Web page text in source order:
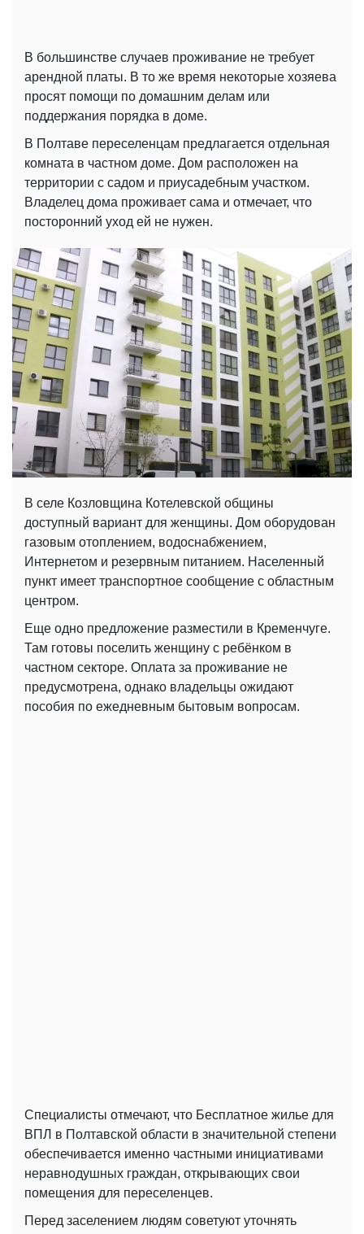
В большинстве случаев проживание не требует
арендной платы. В то же время некоторые хозяева
просят помощи по домашним делам или
поддержания порядка в доме.
В Полтаве переселенцам предлагается отдельная
комната в частном доме. Дом расположен на
территории с садом и приусадебным участком.
Владелец дома проживает сама и отмечает, что
посторонний уход ей не нужен.
В селе Козловщина Котелевской общины
доступный вариант для женщины. Дом оборудован
газовым отоплением, водоснабжением,
Интернетом и резервным питанием. Населенный
пункт имеет транспортное сообщение с областным
центром.
Еще одно предложение разместили в Кременчуге.
Там готовы поселить женщину с ребёнком в
частном секторе. Оплата за проживание не
предусмотрена, однако владельцы ожидают
пособия по ежедневным бытовым вопросам.
Специалисты отмечают, что Бесплатное жилье для
ВПЛ в Полтавской области в значительной степени
обеспечивается именно частными инициативами
неравнодушных граждан, открывающих свои
помещения для переселенцев.
Перед заселением людям советуют уточнять